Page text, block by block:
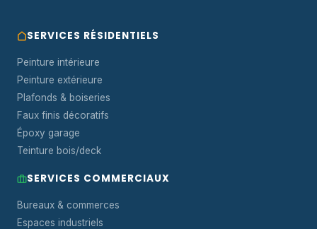
SERVICES RÉSIDENTIELS
Peinture intérieure
Peinture extérieure
Plafonds & boiseries
Faux finis décoratifs
Époxy garage
Teinture bois/deck
SERVICES COMMERCIAUX
Bureaux & commerces
Espaces industriels